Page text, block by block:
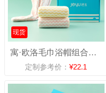
现货
寓·欧洛毛巾浴帽组合DSJ-2313
定制参考价：¥22.1